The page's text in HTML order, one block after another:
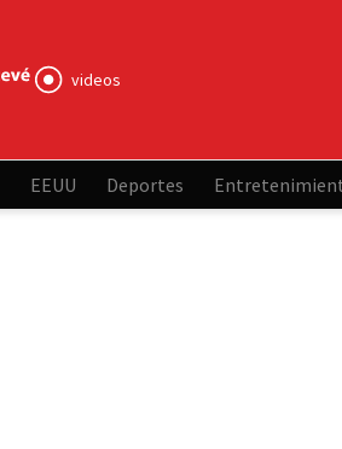
videos
EEUU Deportes